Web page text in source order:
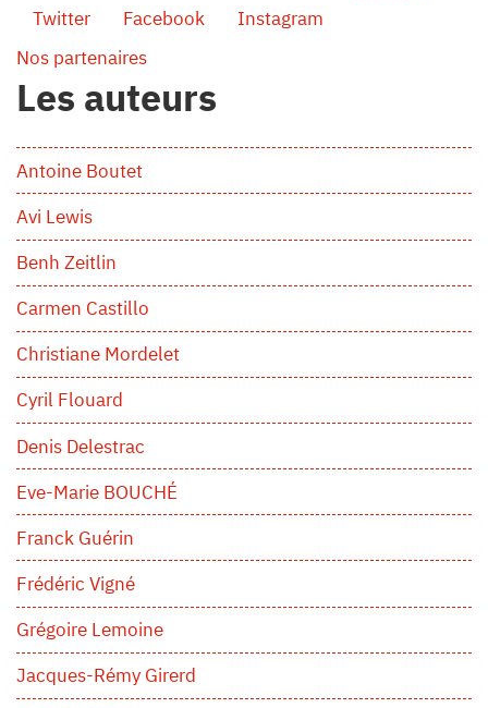
Twitter
Facebook Instagram
Nos partenaires
Les auteurs
Antoine Boutet
Avi Lewis
Benh Zeitlin
Carmen Castillo
Christiane Mordelet
Cyril Flouard
Denis Delestrac
Eve-Marie BOUCHÉ
Franck Guérin
Frédéric Vigné
Grégoire Lemoine
Jacques-Rémy Girerd